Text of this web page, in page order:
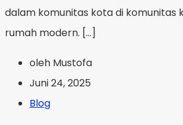
dalam komunitas kota di komunitas
rumah modern. […]
oleh Mustofa
Juni 24, 2025
Blog